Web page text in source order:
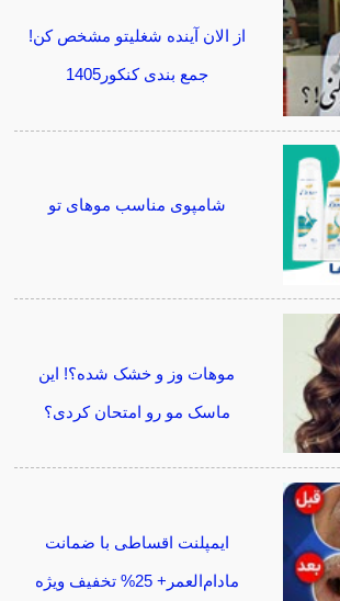
از الان آینده شغلیتو مشخص کن!
جمع بندی کنکور1405
شامپوی مناسب موهای تو
موهات وز و خشک شده؟! این
ماسک مو رو امتحان کردی؟
ایمپلنت اقساطی با ضمانت
مادام‌العمر+ 25% تخفیف ویژه